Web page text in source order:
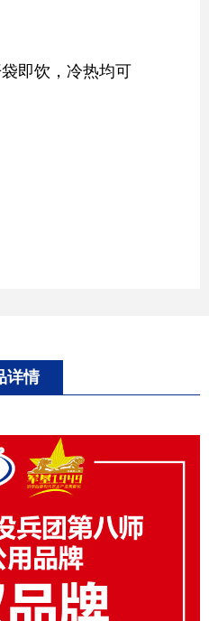
即饮，冷热均可
详情